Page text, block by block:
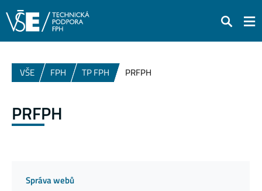
Hledat
VŠE FPH TP FPH PRFPH
PRFPH
Správa webů